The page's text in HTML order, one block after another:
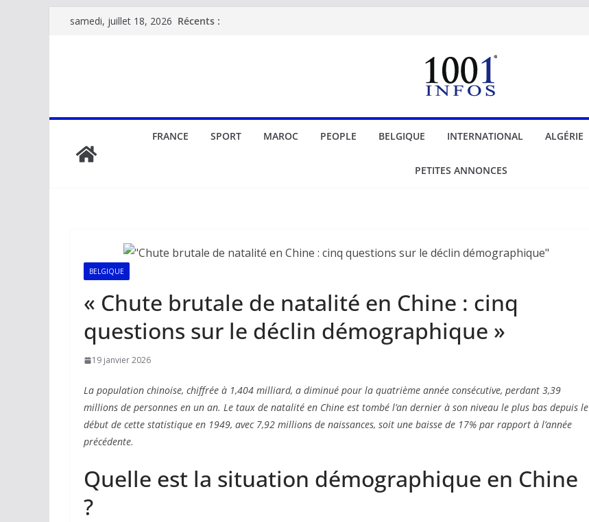
Passersamedi, juillet 18, 2026 Récents :
FRANCE SPORT MAROC PEOPLE BELGIQUE INTERNATIONAL ALGÉRIE
PETITES ANNONCES
BELGIQUE
« Chute brutale de natalité en Chine : cinq
questions sur le déclin démographique »
19 janvier 2026
La population chinoise, chiffrée à 1,404 milliard, a diminué pour la quatrième année consécutive, perdant 3,39
millions de personnes en un an. Le taux de natalité en Chine est tombé l’an dernier à son niveau le plus bas depuis le
début de cette statistique en 1949, avec 7,92 millions de naissances, soit une baisse de 17% par rapport à l’année
précédente.
Quelle est la situation démographique en Chine
?